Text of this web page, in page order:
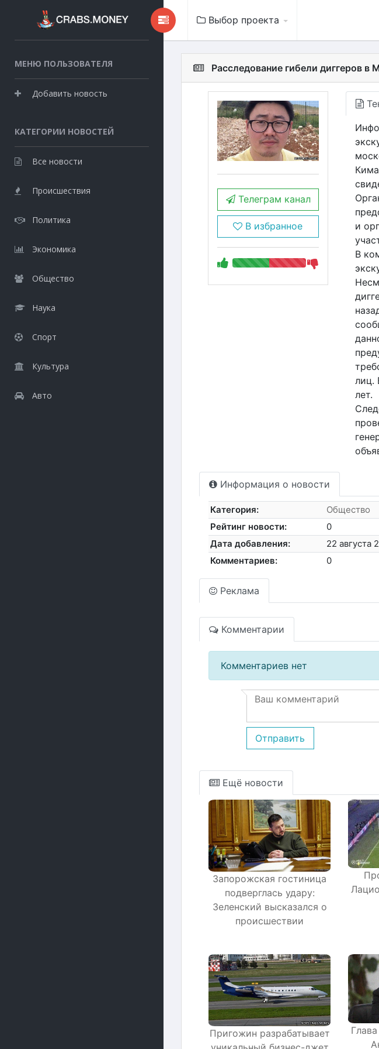
МЕНЮ ПОЛЬЗОВАТЕЛЯ
Добавить новость
КАТЕГОРИИ НОВОСТЕЙ
Все новости
Происшествия
Политика
Экономика
Общество
Наука
Спорт
Культура
Авто
Выбор проекта
Расследование гибели диггеров
Телеграм канал
В избранное
и
В
лиц.
лет.
Информация о новости
Категория:
Общество
Рейтинг новости:
0
Дата добавления:
22 августа
Комментариев:
0
Реклама
Комментарии
Комментариев нет
Отправить
Ещё новости
Запорожская гостиница
подверглась удару:
Зеленский высказался о
происшествии
Пригожин разрабатывает